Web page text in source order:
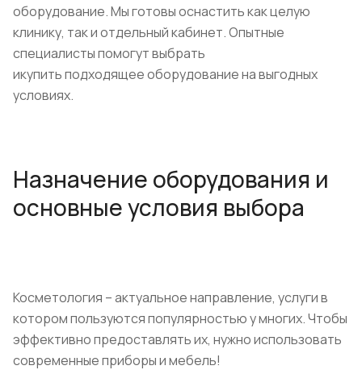
оборудование. Мы готовы оснастить как целую
клинику, так и отдельный кабинет. Опытные
специалисты помогут выбрать
икупить подходящее оборудование на выгодных
условиях.
Назначение оборудования и
основные условия выбора
Косметология – актуальное направление, услуги в
котором пользуются популярностью у многих. Чтобы
эффективно предоставлять их, нужно использовать
современные приборы и мебель!